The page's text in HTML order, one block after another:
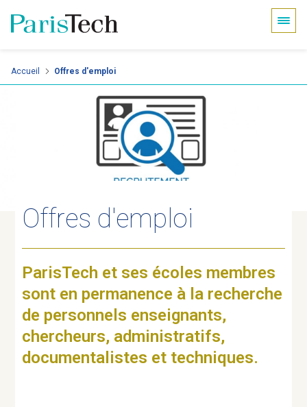
Aller
au
Accueil Offres d'emploi
Offres d'emploi
ParisTech et ses écoles membres
sont en permanence à la recherche
de personnels enseignants,
chercheurs, administratifs,
documentalistes et techniques.